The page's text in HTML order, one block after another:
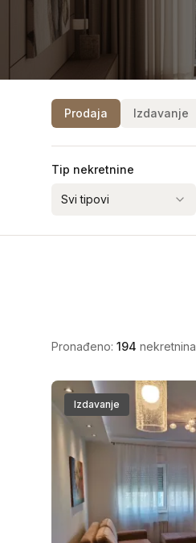
Prodaja Izdavanje
Tip nekretnine
Svi tipovi
Pronađeno: 194 nekretnina
Izdavanje